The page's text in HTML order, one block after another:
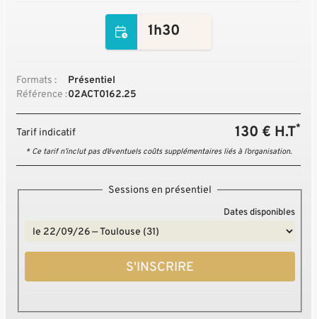
1h30
Formats :
Présentiel
Référence :02ACT0162.25
Tarif indicatif 130 € H.T*
* Ce tarif n’inclut pas d’éventuels coûts supplémentaires liés à l’organisation.
Sessions en présentiel
Dates disponibles
S'INSCRIRE